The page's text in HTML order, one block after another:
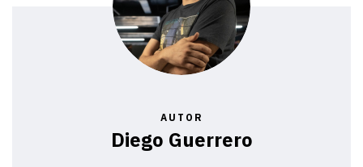
AUTOR
Diego Guerrero